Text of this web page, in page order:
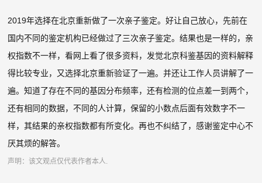
2019年选择在北京重新做了一次亲子鉴定。好让自己放心，先前在
国内不同的鉴定机构已经做过了三次亲子鉴定。结果也是一样的，亲
权指数不一样，看网上看了很多资料，发觉北京科鉴基因的资料解释
得比较专业，又选择北京重新验证了一遍。并还让工作人员讲解了一
遍。知道了存在不同的基因分布频率，还有检测的位点差一到两个，
还有相同的数据，不同的人计算，保留的小数点后面有效数字不一
样，其结果的亲权指数都有所变化。再也不纠结了，感谢鉴定中心不
厌其烦的解答。
声明：该文观点仅代表作者本人.